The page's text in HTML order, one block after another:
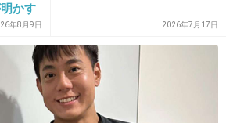
１でXを好きになり青春時代
かす
晩年
年8月9日 2026年7月17日